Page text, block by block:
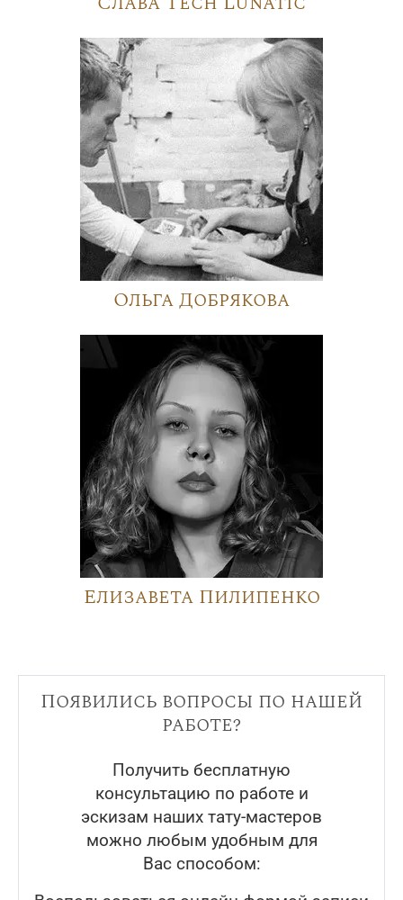
Ольга Добрякова
Елизавета Пилипенко
Появились вопросы по нашей
работе?
Получить бесплатную
консультацию по работе и
эскизам наших тату-мастеров
можно любым удобным для
Вас способом: